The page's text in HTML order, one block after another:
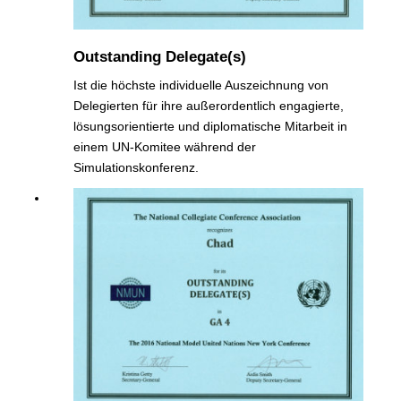
Outstanding Delegate(s)
Ist die höchste individuelle Auszeichnung von
Delegierten für ihre außerordentlich engagierte,
lösungsorientierte und diplomatische Mitarbeit in
einem UN-Komitee während der
Simulationskonferenz.